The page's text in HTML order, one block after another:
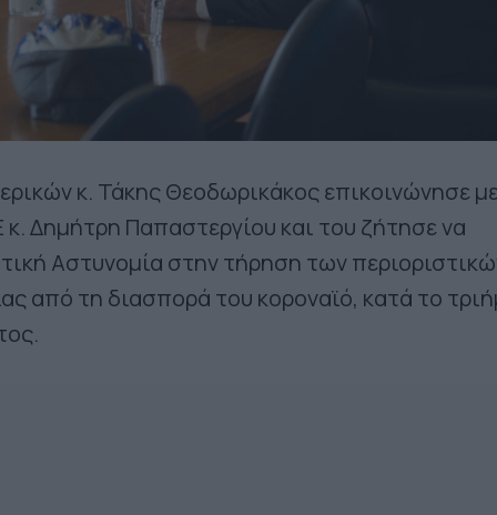
κ. Τάκης Θεοδωρικάκος επικοινώνησε
Δημήτρη Παπαστεργίου και του ζήτησε να
Αστυνομία στην τήρηση των
από τη διασπορά του κοροναϊό, κατά το